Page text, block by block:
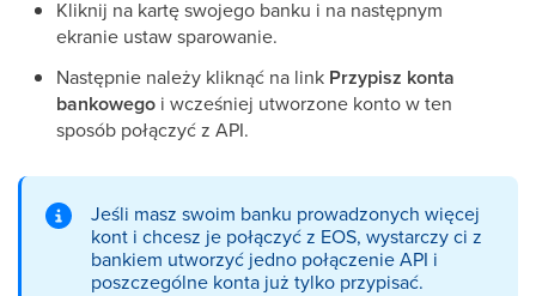
Kliknij na kartę swojego banku i na następnym
ekranie ustaw sparowanie.
Następnie należy kliknąć na link Przypisz konta
bankowego i wcześniej utworzone konto w ten
sposób połączyć z API.
Jeśli masz swoim banku prowadzonych więcej
kont i chcesz je połączyć z EOS, wystarczy ci z
bankiem utworzyć jedno połączenie API i
poszczególne konta już tylko przypisać.